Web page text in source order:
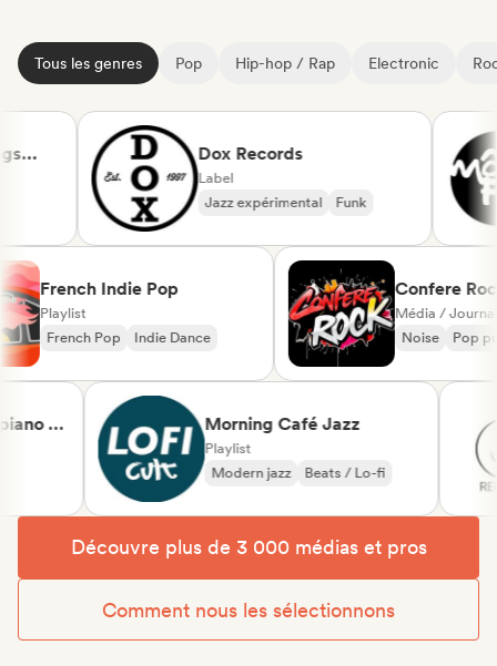
Tous les genres Pop Hip-hop / Rap Electronic
Dox Records
Label
Jazz expérimental
Funk
French Indie Pop
Playlist
French Pop
Indie Dance
Confere
Média /
Noise
&
Morning Café Jazz
Playlist
Modern jazz
Beats / Lo-fi
Découvre plus de 3 000 médias et pros
Comment nous les sélectionnons